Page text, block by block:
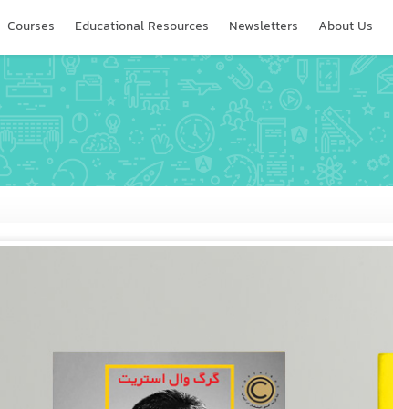
Courses Educational Resources Newsletters About Us